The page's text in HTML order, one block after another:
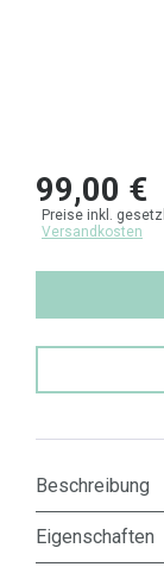
99,00 €
Preise inkl.
Versandkosten
Beschreibung
Eigenschaften